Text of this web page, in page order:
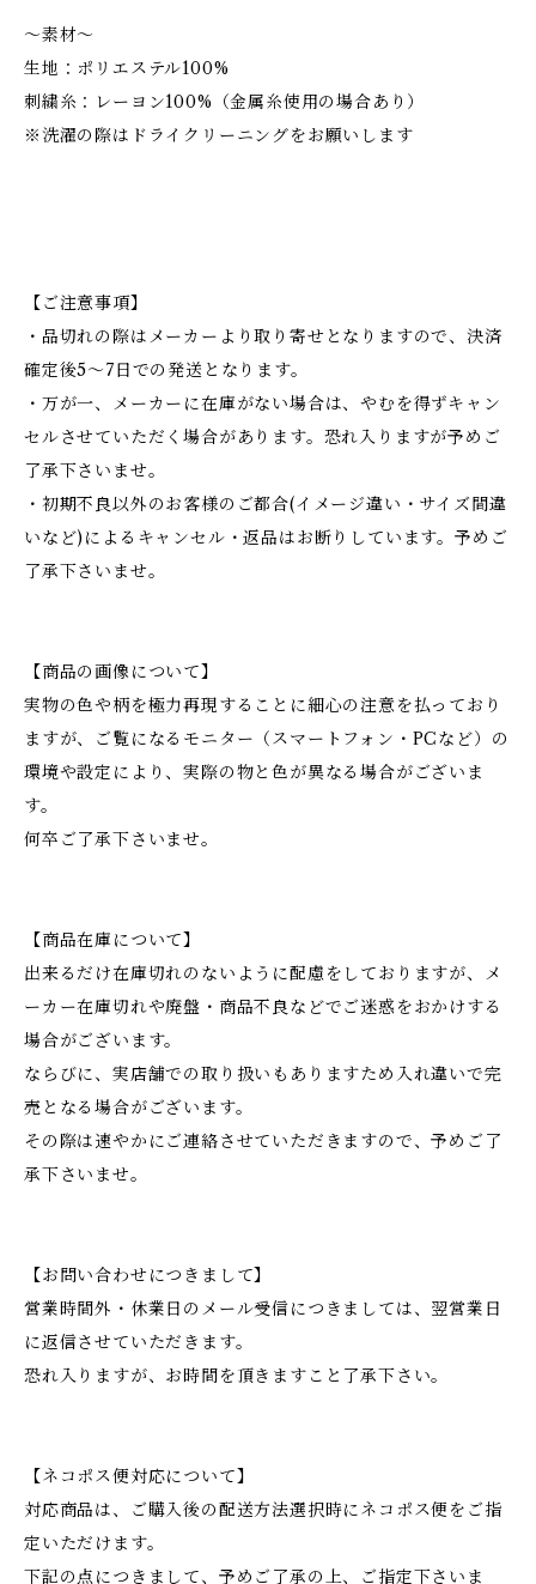
～素材～
生地：ポリエステル100%
刺繍糸：レーヨン100%（金属糸使用の場合あり）
※洗濯の際はドライクリーニングをお願いします
【ご注意事項】
・品切れの際はメーカーより取り寄せとなりますので、決済
確定後5～7日での発送となります。
・万が一、メーカーに在庫がない場合は、やむを得ずキャン
セルさせていただく場合があります。恐れ入りますが予めご
了承下さいませ。
・初期不良以外のお客様のご都合(イメージ違い・サイズ間違
いなど)によるキャンセル・返品はお断りしています。予めご
了承下さいませ。
【商品の画像について】
実物の色や柄を極力再現することに細心の注意を払っており
ますが、ご覧になるモニター（スマートフォン・PCなど）の
環境や設定により、実際の物と色が異なる場合がございま
す。
何卒ご了承下さいませ。
【商品在庫について】
出来るだけ在庫切れのないように配慮をしておりますが、メ
ーカー在庫切れや廃盤・商品不良などでご迷惑をおかけする
場合がございます。
ならびに、実店舗での取り扱いもありますため入れ違いで完
売となる場合がございます。
その際は速やかにご連絡させていただきますので、予めご了
承下さいませ。
【お問い合わせにつきまして】
営業時間外・休業日のメール受信につきましては、翌営業日
に返信させていただきます。
恐れ入りますが、お時間を頂きますこと了承下さい。
【ネコポス便対応について】
対応商品は、ご購入後の配送方法選択時にネコポス便をご指
定いただけます。
下記の点につきまして、予めご了承の上、ご指定下さいま